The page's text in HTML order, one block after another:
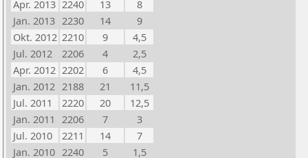
Apr. 2013 2240 13
8
Jan. 2013 2230 14
9
Okt. 2012 2210 9
4,5
Jul. 2012
2206 4
2,5
Apr. 2012 2202 6
4,5
Jan. 2012 2188 21
11,5
Jul. 2011
2220 20
12,5
Jan. 2011 2206 7
3
Jul. 2010
2211 14
7
Jan. 2010 2240 5
1,5